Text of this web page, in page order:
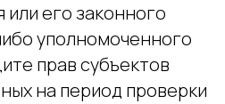
или его законного
уполномоченного
прав субъектов
на период проверки